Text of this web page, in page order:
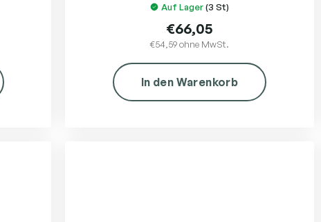
Auf Lager(3 St)
€54,59 ohne MwSt.
€66,05
In den Warenkorb